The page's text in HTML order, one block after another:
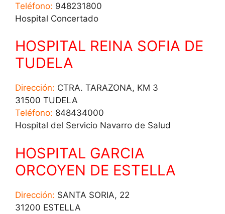
Teléfono: 948231800
Hospital Concertado
HOSPITAL REINA SOFIA DE
TUDELA
Dirección: CTRA. TARAZONA, KM 3
31500 TUDELA
Teléfono: 848434000
Hospital del Servicio Navarro de Salud
HOSPITAL GARCIA
ORCOYEN DE ESTELLA
Dirección: SANTA SORIA, 22
31200 ESTELLA